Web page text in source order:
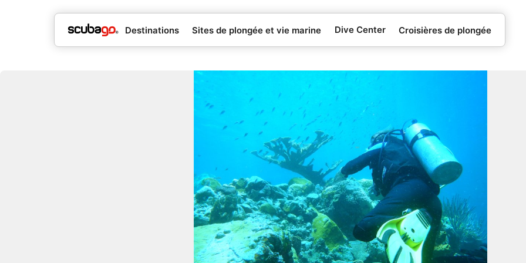
Destinations Sites de plongée et vie marine Dive Center Croisières de plongée